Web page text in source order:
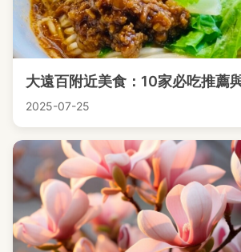
大遠百附近美食：10家必吃推薦
2025-07-25